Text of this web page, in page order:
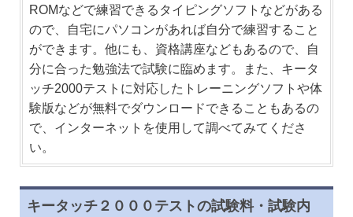
ROMなどで練習できるタイピングソフトなどがある
ので、自宅にパソコンがあれば自分で練習すること
ができます。他にも、資格講座などもあるので、自
分に合った勉強法で試験に臨めます。また、キータ
ッチ2000テストに対応したトレーニングソフトや体
験版などが無料でダウンロードできることもあるの
で、インターネットを使用して調べてみてくださ
い。
キータッチ２０００テストの試験料・試験内